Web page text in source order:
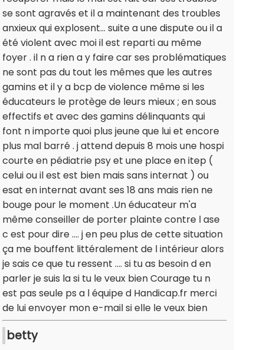
se sont agravés et il a maintenant des troubles
anxieux qui explosent... suite a une dispute ou il a
été violent avec moi il est reparti au même
foyer . il n a rien a y faire car ses problématiques
ne sont pas du tout les mêmes que les autres
gamins et il y a bcp de violence même si les
éducateurs le protège de leurs mieux ; en sous
effectifs et avec des gamins délinquants qui
font n importe quoi plus jeune que lui et encore
plus mal barré . j attend depuis 8 mois une hospi
courte en pédiatrie psy et une place en itep (
celui ou il est est bien mais sans internat ) ou
esat en internat avant ses 18 ans mais rien ne
bouge pour le moment .Un éducateur m'a
même conseiller de porter plainte contre l ase
c est pour dire .... j en peu plus de cette situation
ça me bouffent littéralement de l intérieur alors
je sais ce que tu ressent .... si tu as besoin d en
parler je suis la si tu le veux bien Courage tu n
est pas seule ps a l équipe d Handicap.fr merci
de lui envoyer mon e-mail si elle le veux bien
betty